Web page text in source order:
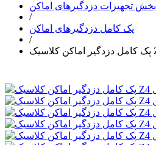
بخش تجهیزات دزدگیرهای اماکن
/
پک کامل دزدگیرهای اماکن
/